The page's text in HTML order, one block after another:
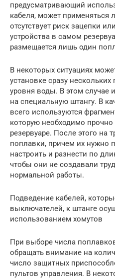
предусматривающий
кабеля, может применяться
отсутствует риск зацепки
устройства в самом
размещается лишь один
В некоторых ситуациях
установке сразу
уровня воды. В этом случае
на специальную штангу. В
всего используются
которую необходимо
резервуаре. После этого на
поплавки, причем их нужно
настроить и разнести по
чтобы они не создавали
нормальной работы.
Подведение кабелей,
выключателей, к штанге
использованием хомутов
При выборе числа
обращать внимание на
число защитных
пультов управления. В